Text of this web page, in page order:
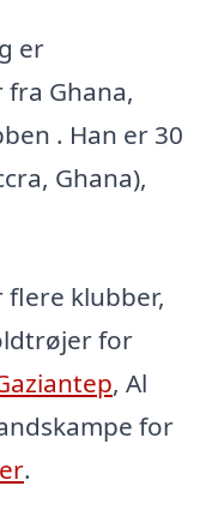
er
Ghana,
. Han er 30
Ghana),
klubber,
for
, Al
for
.